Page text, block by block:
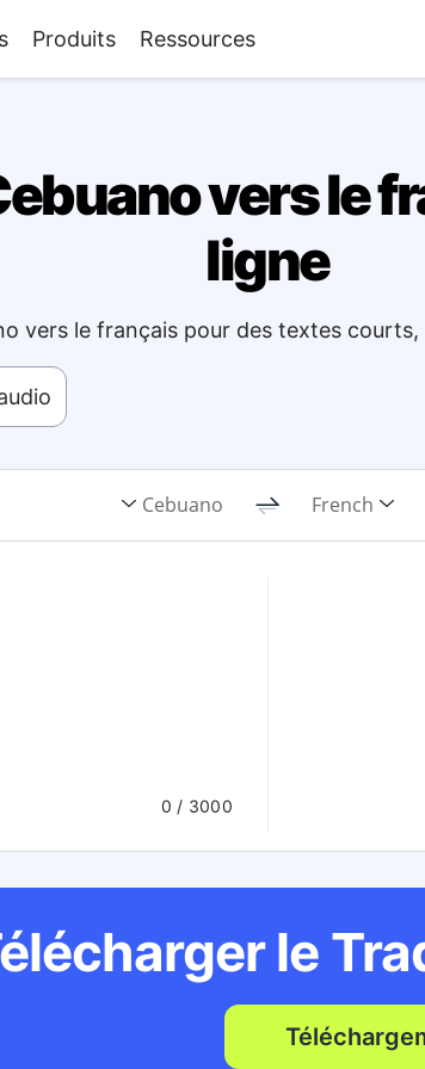
Produits Ressources
vers le
ligne
vers le français pour des textes
Cebuano French
0 / 3000
le